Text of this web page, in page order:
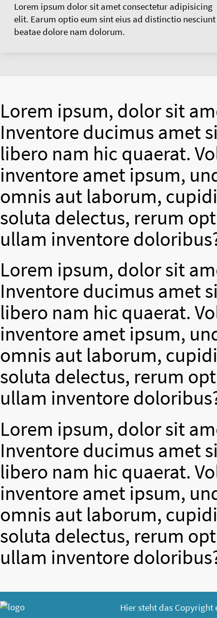
Lorem ipsum dolor sit amet consectetur adipisicing
elit. Earum optio eum sint eius ad distinctio nesciunt
beatae dolore nam dolorum.
Lorem ipsum, dolor sit
Inventore ducimus amet
libero nam hic quaerat.
inventore amet ipsum,
omnis aut laborum,
soluta delectus, rerum
ullam inventore
Lorem ipsum, dolor sit
Inventore ducimus amet
libero nam hic quaerat.
inventore amet ipsum,
omnis aut laborum,
soluta delectus, rerum
ullam inventore
Lorem ipsum, dolor sit
Inventore ducimus amet
libero nam hic quaerat.
inventore amet ipsum,
omnis aut laborum,
soluta delectus, rerum
ullam inventore
Hier steht das Copyright